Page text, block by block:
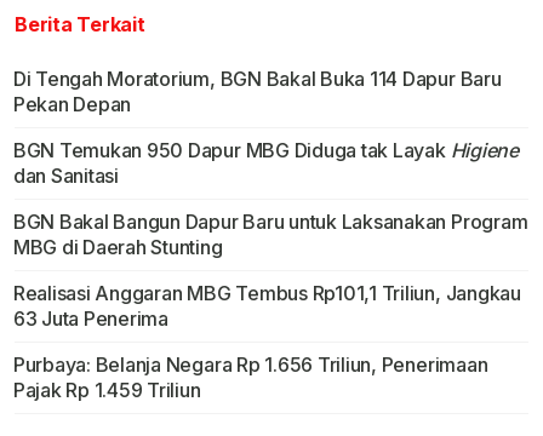
Berita Terkait
Di Tengah Moratorium, BGN Bakal Buka 114 Dapur Baru
Pekan Depan
BGN Temukan 950 Dapur MBG Diduga tak Layak Higiene
dan Sanitasi
BGN Bakal Bangun Dapur Baru untuk Laksanakan Program
MBG di Daerah Stunting
Realisasi Anggaran MBG Tembus Rp101,1 Triliun, Jangkau
63 Juta Penerima
Purbaya: Belanja Negara Rp 1.656 Triliun, Penerimaan
Pajak Rp 1.459 Triliun